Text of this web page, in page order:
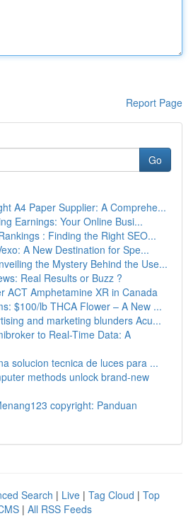
Report Page
Go
A4 Paper Supplier: A Comprehe...
Earnings: Your Online Busi...
: Finding the Right SEO...
A New Destination for Spe...
the Mystery Behind the Use...
Real Results or Buzz ?
ACT Amphetamine XR in Canada
$100/lb THCA Flower – A New ...
and marketing blunders Acu...
to Real-Time Data: A
solucion tecnica de luces para ...
methods unlock brand-new
copyright: Panduan
Search | Live | Tag Cloud | Top
| All RSS Feeds